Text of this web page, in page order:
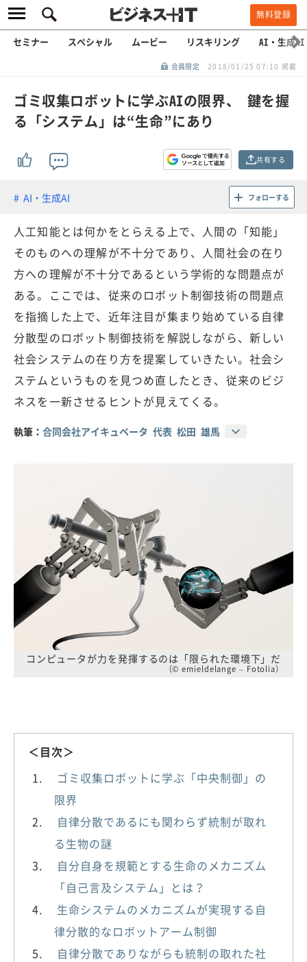
無料登録
セミナー スペシャル ムービー リスキリング AI・生成AI
会員限定 2018/01/25 07:10 掲載
ゴミ収集ロボットに学ぶAIの限界、 鍵を握
る「システム」は“生命”にあり
共有する
AI・生成AI フォローする
人工知能とは何かをとらえる上で、人間の「知能」
そのものへの理解が不十分であり、人間社会の在り
方への理解が不十分であるという学術的な問題点が
ある。ここでは、従来のロボット制御技術の問題点
を指摘した上で、近年注目が集まり始めている自律
分散型のロボット制御技術を解説しながら、新しい
社会システムの在り方を提案していきたい。社会シ
ステムというものを見つめ直したとき、従来のビジ
ネスを一新させるヒントが見えてくる。
執筆： 合同会社アイキュベータ 代表 松田 雄馬
コンピュータが力を発揮するのは「限られた環境下」だ
（© emieldelange – Fotolia）
＜目次＞
ゴミ収集ロボットに学ぶ「中央制御」の
限界
自律分散であるにも関わらず統制が取れ
る生物の謎
自分自身を規範とする生命のメカニズム
「自己言及システム」とは？
生命システムのメカニズムが実現する自
律分散的なロボットアーム制御
自律分散でありながらも統制の取れた社